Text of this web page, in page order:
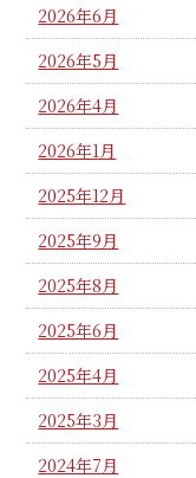
2026年6月
2026年5月
2026年4月
2026年1月
2025年12月
2025年9月
2025年8月
2025年6月
2025年4月
2025年3月
2024年7月